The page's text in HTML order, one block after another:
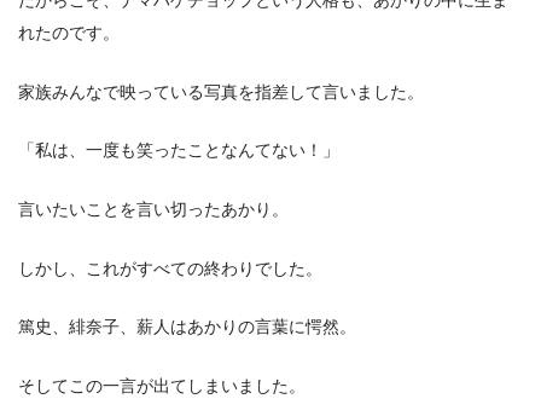
れたのです。
家族みんなで映っている写真を指差して言いました。
「私は、一度も笑ったことなんてない！」
言いたいことを言い切ったあかり。
しかし、これがすべての終わりでした。
篤史、緋奈子、薪人はあかりの言葉に愕然。
そしてこの一言が出てしまいました。